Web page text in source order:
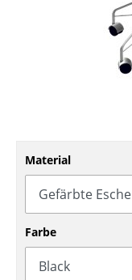
Bänke & Liegen
Schaukelstühle
Bürodrehstühle
Konferenzstühle
Bürosessel
Material
Farbe